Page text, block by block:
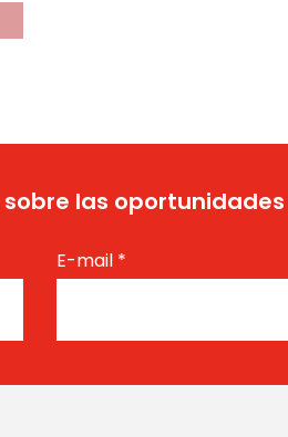
las oportunidades
E-mail *